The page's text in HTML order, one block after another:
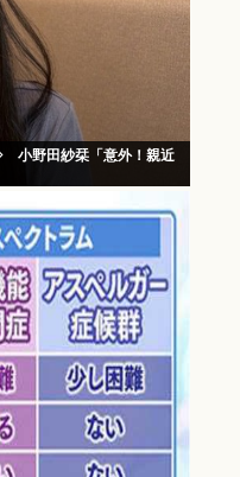
小野田紗栞「意外！親近